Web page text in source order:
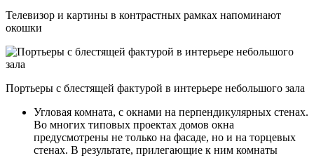
Телевизор и картины в контрастных рамках напоминают
окошки
Портьеры с блестящей фактурой в интерьере небольшого зала
Угловая комната, с окнами на перпендикулярных стенах.
Во многих типовых проектах домов окна
предусмотрены не только на фасаде, но и на торцевых
стенах. В результате, прилегающие к ним комнаты